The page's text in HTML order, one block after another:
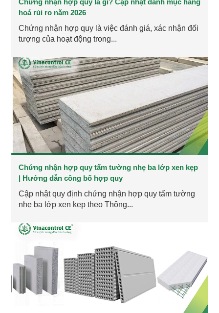
hoá rủi ro năm 2026
Chứng nhận hợp quy là việc đánh giá, xác nhận đối
tượng của hoạt động trong...
Chứng nhận hợp quy tấm tường nhẹ ba lớp xen kẹp
| Hướng dẫn công bố hợp quy
Cập nhật quy định chứng nhận hợp quy tấm tường
nhẹ ba lớp xen kẹp theo Thông...